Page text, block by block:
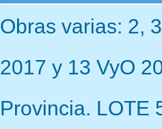
Obras varias: 2,
2017 y 13 VyO
Provincia. LOTE